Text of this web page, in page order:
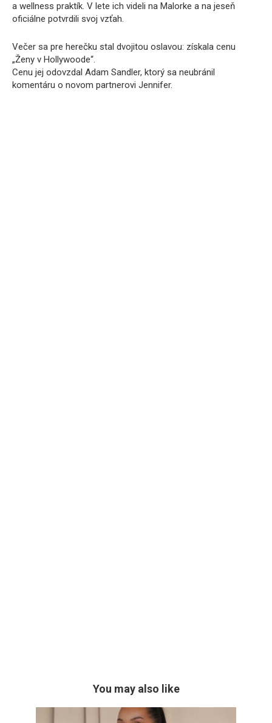
a wellness praktík. V lete ich videli na Malorke a na jeseň
oficiálne potvrdili svoj vzťah.
Večer sa pre herečku stal dvojitou oslavou: získala cenu
„Ženy v Hollywoode“.
Cenu jej odovzdal Adam Sandler, ktorý sa neubránil
komentáru o novom partnerovi Jennifer.
You may also like